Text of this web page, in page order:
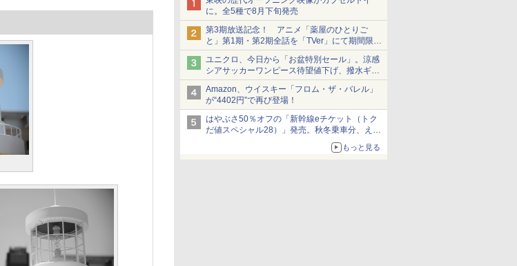
に。全5種で8月下旬発売
第3期放送記念！ アニメ「薬屋のひとりご
と」第1期・第2期全話を「TVer」にて期間限定
で順次無料配信開始
ユニクロ、今日から「お盆特別セール」。涼感
シアサッカーワンピース待望値下げ、撥水ギア
ショーツは1990円に
Amazon、ウイスキー「フロム・ザ・バレル」
が“4402円”で再び登場！
はやぶさ50％オフの「新幹線eチケット（トク
だ値スペシャル28）」発売。秋冬乗車分、えき
もっと見る